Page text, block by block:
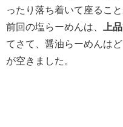
ったり落ち着いて座ること
前回の塩らーめんは、
上
てさて、醤油らーめんは
が空きました。